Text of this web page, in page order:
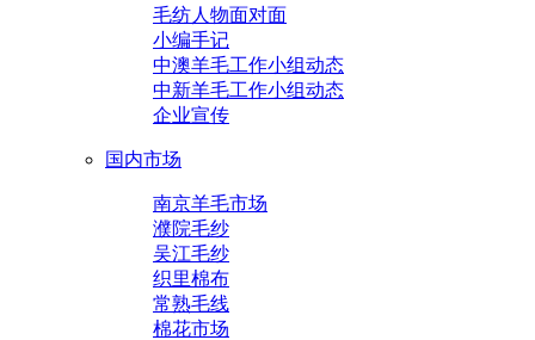
毛纺人物面对面
小编手记
中澳羊毛工作小组动态
中新羊毛工作小组动态
企业宣传
国内市场
南京羊毛市场
濮院毛纱
吴江毛纱
织里棉布
常熟毛线
棉花市场